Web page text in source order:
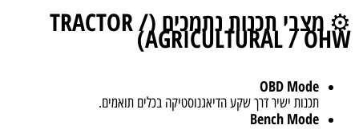
⚙️ מצבי תכנות נתמכים (TRACTOR /
AGRICULTURAL / OHW)
OBD Mode
תכנות ישיר דרך שקע הדיאגנוסטיקה בכלים תואמים.
Bench Mode